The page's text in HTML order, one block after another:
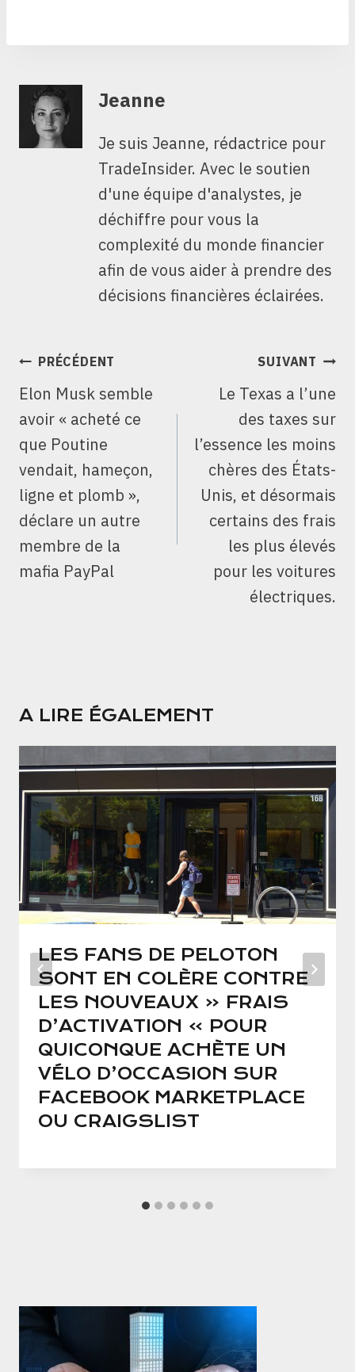
Jeanne
Je suis Jeanne, rédactrice pour
TradeInsider. Avec le soutien
d'une équipe d'analystes, je
déchiffre pour vous la
complexité du monde financier
afin de vous aider à prendre des
décisions financières éclairées.
NAVIGATION
L’ARTICLE
PRÉCÉDENT
Elon Musk semble
avoir « acheté ce
que Poutine
vendait, hameçon,
ligne et plomb »,
déclare un autre
membre de la
mafia PayPal
SUIVANT
Le Texas a l’une
des taxes sur
l’essence les moins
chères des États-
Unis, et désormais
certains des frais
les plus élevés
pour les voitures
électriques.
A LIRE ÉGALEMENT
LES FANS DE PELOTON
SONT EN COLÈRE CONTRE
LES NOUVEAUX « FRAIS
D’ACTIVATION » POUR
QUICONQUE ACHÈTE UN
VÉLO D’OCCASION SUR
FACEBOOK MARKETPLACE
OU CRAIGSLIST